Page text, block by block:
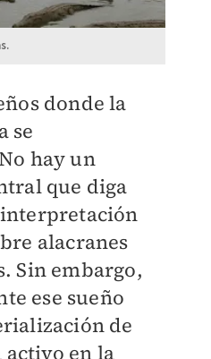
donde la
se
hay un
que diga
alacranes
Sin embargo,
ese sueño
de
en la